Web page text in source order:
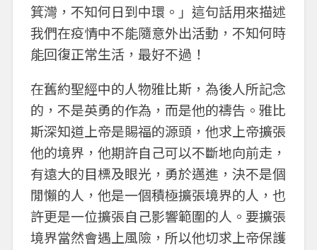
箕灣，不知何日到中環。」這句話用來描述
我們在疫情中不能隨意外出活動，不知何時
能回復正常生活，最好不過！
在舊約聖經中的人物雅比斯，為後人所記念
的，不是英勇的作為，而是他的禱告。雅比
斯深知道上帝是賜福的源頭，他求上帝擴張
他的境界，他期許自己可以不斷地向前走，
有遠大的目標及眼光，勇於邁進，決不是個
閒懶的人，他是一個積極擴張境界的人，也
許更是一位擴張自己影響範圍的人。要擴張
境界當然會遇上風險，所以他切求上帝保護